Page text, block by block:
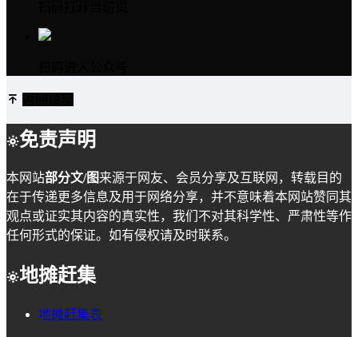
免责声明
本网站部分文/图来源于网友、会员分享及互联网，转载目的
在于传递更多信息及用于网络分享，并不意味着本网站赞同其
观点或证实其内容的真实性，我们不对其科学性、严肃性等作
任何形式的保证。如有侵权请及时联系。
地摊赶集
地摊赶集表